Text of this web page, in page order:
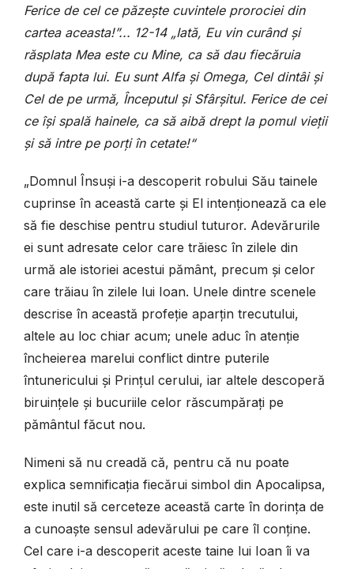
Ferice de cel ce păzește cuvintele prorociei din
cartea aceasta!”... 12-14 „Iată, Eu vin curând și
răsplata Mea este cu Mine, ca să dau fiecăruia
după fapta lui. Eu sunt Alfa și Omega, Cel dintâi și
Cel de pe urmă, Începutul și Sfârșitul. Ferice de cei
ce își spală hainele, ca să aibă drept la pomul vieții
și să intre pe porți în cetate!“
„Domnul Însuși i-a descoperit robului Său tainele
cuprinse în această carte și El intenționează ca ele
să fie deschise pentru studiul tuturor. Adevărurile
ei sunt adresate celor care trăiesc în zilele din
urmă ale istoriei acestui pământ, precum și celor
care trăiau în zilele lui Ioan. Unele dintre scenele
descrise în această profeție aparțin trecutului,
altele au loc chiar acum; unele aduc în atenție
încheierea marelui conflict dintre puterile
întunericului și Prințul cerului, iar altele descoperă
biruințele și bucuriile celor răscumpărați pe
pământul făcut nou.
Nimeni să nu creadă că, pentru că nu poate
explica semnificația fiecărui simbol din Apocalipsa,
este inutil să cerceteze această carte în dorința de
a cunoaște sensul adevărului pe care îl conține.
Cel care i-a descoperit aceste taine lui Ioan îi va